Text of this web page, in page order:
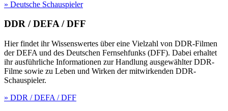
» Deutsche Schauspieler
DDR / DEFA / DFF
Hier findet ihr Wissenswertes über eine Vielzahl von DDR-Filmen
der DEFA und des Deutschen Fernsehfunks (DFF). Dabei erhaltet
ihr ausführliche Informationen zur Handlung ausgewählter DDR-
Filme sowie zu Leben und Wirken der mitwirkenden DDR-
Schauspieler.
» DDR / DEFA / DFF